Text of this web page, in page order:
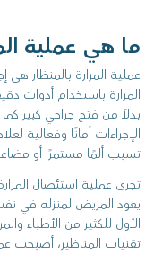
ما هي عملية
عملية المرارة بالمنظار
المرارة باستخدام أدوات
بدلاً من فتح جراحي كبير
الإجراءات أمانًا وفعالية
تسبب ألمًا مستمرًا أو
تجرى عملية استئصال المرارة
يعود المريض لمنزله في نفس
الأول للكثير من الأطباء
تقنيات المناظير، أصبحت